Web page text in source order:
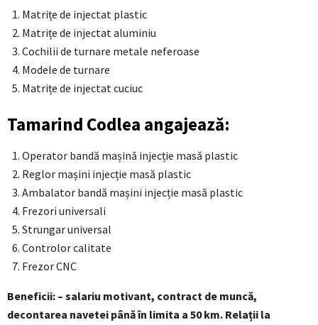
Matrițe de injectat plastic
Matrițe de injectat aluminiu
Cochilii de turnare metale neferoase
Modele de turnare
Matrițe de injectat cuciuc
Tamarind Codlea angajează:
Operator bandă mașină injecție masă plastic
Reglor mașini injecție masă plastic
Ambalator bandă mașini injecție masă plastic
Frezori universali
Strungar universal
Controlor calitate
Frezor CNC
Beneficii: – salariu motivant, contract de muncă,
decontarea navetei până în limita a 50 km. Relații la